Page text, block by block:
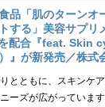
品「肌のターンオ
する」美容サプリ
配合『feat. Skin
』が新発売／株式
とともに、スキンケ
ーズが広がっていま